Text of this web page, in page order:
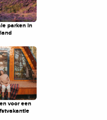
parken in
voor een